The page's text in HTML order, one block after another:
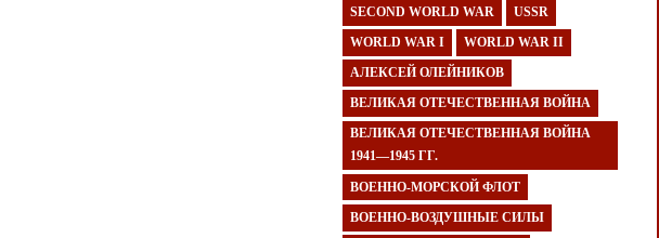
SECOND WORLD WAR USSR
WORLD WAR I WORLD WAR II
АЛЕКСЕЙ ОЛЕЙНИКОВ
ВЕЛИКАЯ ОТЕЧЕСТВЕННАЯ ВОЙНА
ВЕЛИКАЯ ОТЕЧЕСТВЕННАЯ ВОЙНА
1941—1945 ГГ.
ВОЕННО-МОРСКОЙ ФЛОТ
ВОЕННО-ВОЗДУШНЫЕ СИЛЫ